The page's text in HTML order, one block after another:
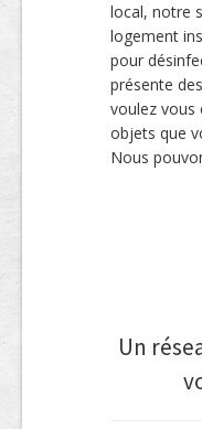
local, notre
logement
pour
présente
voulez vous
objets que
Nous
Un